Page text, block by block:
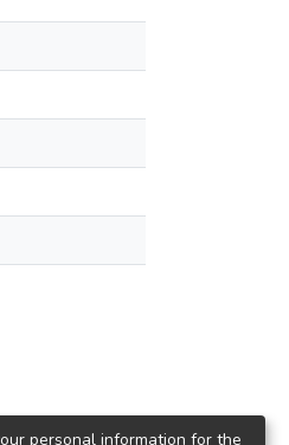
personal information for the